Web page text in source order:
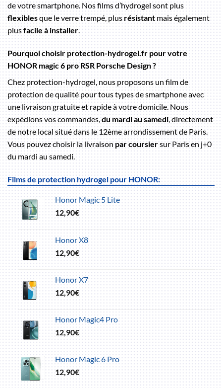
de votre smartphone. Nos films d’hydrogel sont plus
flexiblesque le verre trempé, plusrésistantmais également
plusfacile à installer.
Pourquoi choisir protection-hydrogel.fr pour votre
HONOR magic 6 pro RSR Porsche Design ?
Chez protection-hydrogel, nous proposons un film de
protection de qualité pour tous types de smartphone avec
une livraison gratuite et rapide à votre domicile. Nous
expédions vos commandes,du mardi au samedi, directement
de notre local situé dans le 12ème arrondissement de Paris.
Vous pouvez choisir la livraisonpar coursiersur Paris en j+0
du mardi au samedi.
Films de protection hydrogel pour HONOR:
Honor Magic 5 Lite
12,90€
Honor X8
12,90€
Honor X7
12,90€
Honor Magic4 Pro
12,90€
Honor Magic 6 Pro
12,90€